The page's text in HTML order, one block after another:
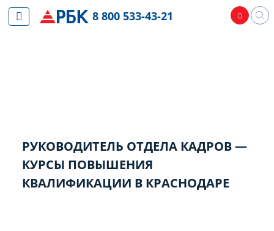
РУКОВОДИТЕЛЬ ОТДЕЛА КАДРОВ —
КУРСЫ ПОВЫШЕНИЯ
КВАЛИФИКАЦИИ В КРАСНОДАРЕ
8 800 533-43-21